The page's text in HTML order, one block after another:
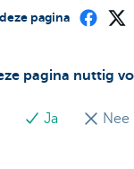
pagina nuttig
Ja Nee
pagina